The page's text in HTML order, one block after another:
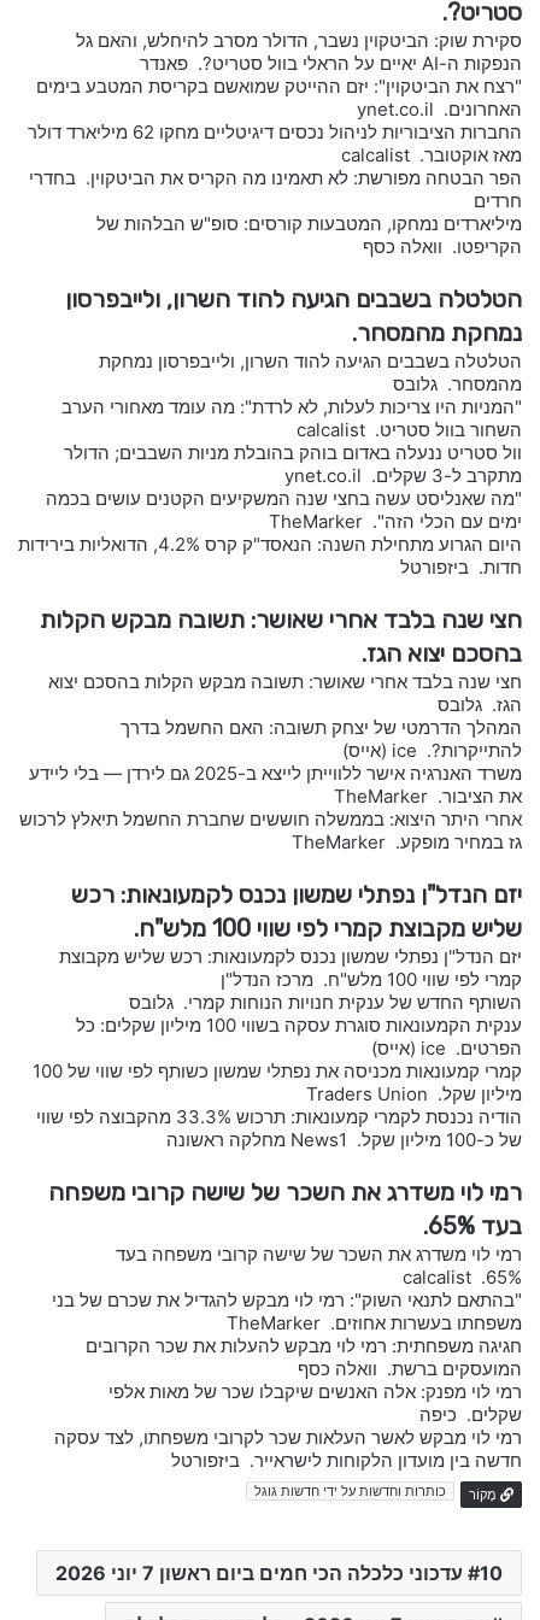
סטריט?.
סקירת שוק: הביטקוין נשבר, הדולר מסרב להיחלש, והאם גל
הנפקות ה-AI יאיים על הראלי בוול סטריט?. פאנדר
"רצח את הביטקוין": יזם ההייטק שמואשם בקריסת המטבע בימים
האחרונים. ynet.co.il
החברות הציבוריות לניהול נכסים דיגיטליים מחקו 62 מיליארד דולר
מאז אוקטובר. calcalist
הפר הבטחה מפורשת: לא תאמינו מה הקריס את הביטקוין. בחדרי
חרדים
מיליארדים נמחקו, המטבעות קורסים: סופ"ש הבלהות של
הקריפטו. וואלה כסף
הטלטלה בשבבים הגיעה להוד השרון, ולייבפרסון
נמחקת מהמסחר.
הטלטלה בשבבים הגיעה להוד השרון, ולייבפרסון נמחקת
מהמסחר. גלובס
"המניות היו צריכות לעלות, לא לרדת": מה עומד מאחורי הערב
השחור בוול סטריט. calcalist
וול סטריט ננעלה באדום בוהק בהובלת מניות השבבים; הדולר
מתקרב ל-3 שקלים. ynet.co.il
"מה שאנליסט עשה בחצי שנה המשקיעים הקטנים עושים בכמה
ימים עם הכלי הזה". TheMarker
היום הגרוע מתחילת השנה: הנאסד"ק קרס 4.2%, הדואליות בירידות
חדות. ביזפורטל
חצי שנה בלבד אחרי שאושר: תשובה מבקש הקלות
בהסכם יצוא הגז.
חצי שנה בלבד אחרי שאושר: תשובה מבקש הקלות בהסכם יצוא
הגז. גלובס
המהלך הדרמטי של יצחק תשובה: האם החשמל בדרך
להתייקרות?. ice (אייס)
משרד האנרגיה אישר ללווייתן לייצא ב-2025 גם לירדן — בלי ליידע
את הציבור. TheMarker
אחרי היתר היצוא: בממשלה חוששים שחברת החשמל תיאלץ לרכוש
גז במחיר מופקע. TheMarker
יזם הנדל"ן נפתלי שמשון נכנס לקמעונאות: רכש
שליש מקבוצת קמרי לפי שווי 100 מלש"ח.
יזם הנדל"ן נפתלי שמשון נכנס לקמעונאות: רכש שליש מקבוצת
קמרי לפי שווי 100 מלש"ח. מרכז הנדל"ן
השותף החדש של ענקית חנויות הנוחות קמרי. גלובס
ענקית הקמעונאות סוגרת עסקה בשווי 100 מיליון שקלים: כל
הפרטים. ice (אייס)
קמרי קמעונאות מכניסה את נפתלי שמשון כשותף לפי שווי של 100
מיליון שקל. Traders Union
הודיה נכנסת לקמרי קמעונאות: תרכוש 33.3% מהקבוצה לפי שווי
של כ-100 מיליון שקל. News1 מחלקה ראשונה
רמי לוי משדרג את השכר של שישה קרובי משפחה
בעד 65%.
רמי לוי משדרג את השכר של שישה קרובי משפחה בעד
65%. calcalist
"בהתאם לתנאי השוק": רמי לוי מבקש להגדיל את שכרם של בני
משפחתו בעשרות אחוזים. TheMarker
חגיגה משפחתית: רמי לוי מבקש להעלות את שכר הקרובים
המועסקים ברשת. וואלה כסף
רמי לוי מפנק: אלה האנשים שיקבלו שכר של מאות אלפי
שקלים. כיפה
רמי לוי מבקש לאשר העלאות שכר לקרובי משפחתו, לצד עסקה
חדשה בין מועדון הלקוחות לישראייר. ביזפורטל
מָקוֹר כותרות וחדשות על ידי חדשות גוגל
10 עדכוני כלכלה הכי חמים ביום ראשון 7 יוני 2026